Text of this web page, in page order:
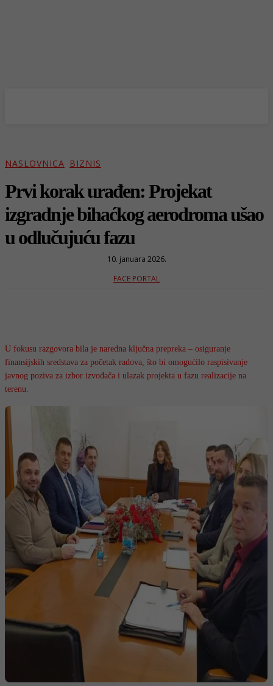
NASLOVNICA BIZNIS
Prvi korak urađen: Projekat
izgradnje bihaćkog aerodroma ušao
u odlučujuću fazu
10. januara 2026.
FACE PORTAL
U fokusu razgovora bila je naredna ključna prepreka – osiguranje
finansijskih sredstava za početak radova, što bi omogućilo raspisivanje
javnog poziva za izbor izvođača i ulazak projekta u fazu realizacije na
terenu.